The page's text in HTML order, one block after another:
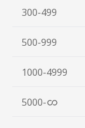
300-499
500-999
1000-4999
5000-